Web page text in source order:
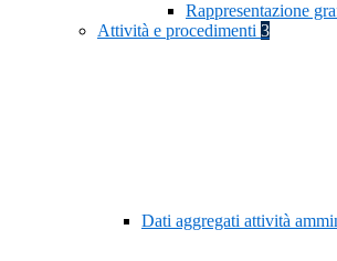
Rappresentazione
Attività e procedimenti 3
Dati aggregati attività